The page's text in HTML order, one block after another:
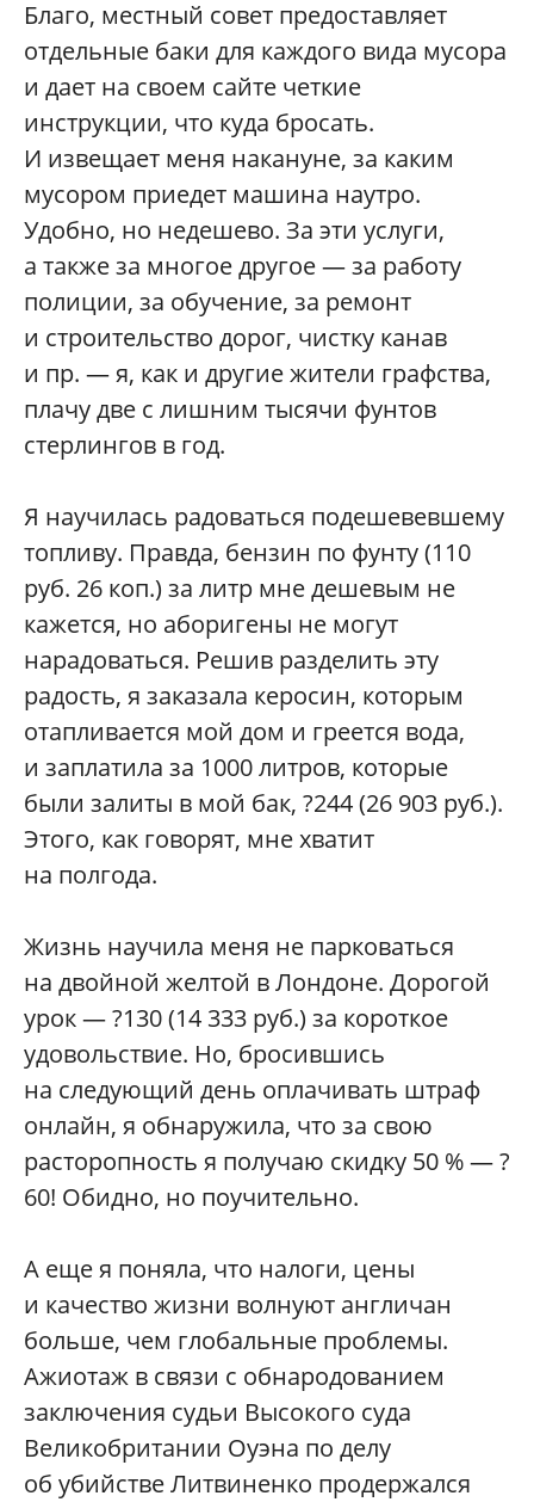
Благо, местный совет предоставляет
отдельные баки для каждого вида мусора
и дает на своем сайте четкие
инструкции, что куда бросать.
И извещает меня накануне, за каким
мусором приедет машина наутро.
Удобно, но недешево. За эти услуги,
а также за многое другое — за работу
полиции, за обучение, за ремонт
и строительство дорог, чистку канав
и пр. — я, как и другие жители графства,
плачу две с лишним тысячи фунтов
стерлингов в год.
Я научилась радоваться подешевевшему
топливу. Правда, бензин по фунту (110
руб. 26 коп.) за литр мне дешевым не
кажется, но аборигены не могут
нарадоваться. Решив разделить эту
радость, я заказала керосин, которым
отапливается мой дом и греется вода,
и заплатила за 1000 литров, которые
были залиты в мой бак, ?244 (26 903 руб.).
Этого, как говорят, мне хватит
на полгода.
Жизнь научила меня не парковаться
на двойной желтой в Лондоне. Дорогой
урок — ?130 (14 333 руб.) за короткое
удовольствие. Но, бросившись
на следующий день оплачивать штраф
онлайн, я обнаружила, что за свою
расторопность я получаю скидку 50 % — ?
60! Обидно, но поучительно.
А еще я поняла, что налоги, цены
и качество жизни волнуют англичан
больше, чем глобальные проблемы.
Ажиотаж в связи с обнародованием
заключения судьи Высокого суда
Великобритании Оуэна по делу
об убийстве Литвиненко продержался